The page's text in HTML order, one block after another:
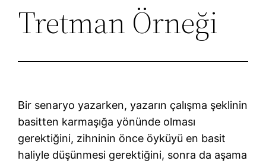
Tretman Örneği
Bir senaryo yazarken, yazarın çalışma şeklinin
basitten karmaşığa yönünde olması
gerektiğini, zihninin önce öyküyü en basit
haliyle düşünmesi gerektiğini, sonra da aşama